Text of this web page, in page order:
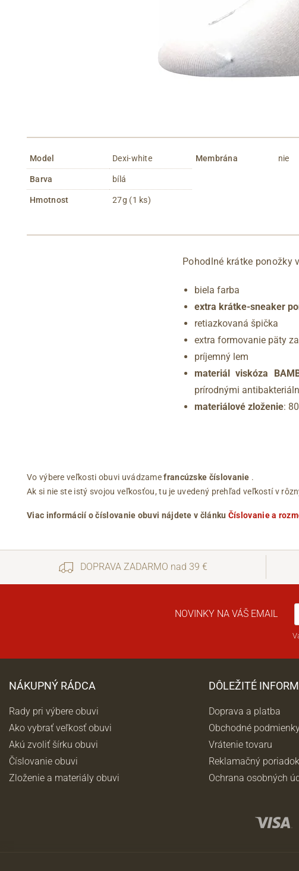
Model Dexi-white
Barva bílá
Hmotnost 27g (1 ks)
Membrána nie
Pohodlné krátke ponožky
biela farba
extra krátke-sneaker
retiazkovaná špička
extra formovanie päty
príjemný lem
materiál viskóza
prírodnými
materiálové zloženie:
Vo výbere veľkosti obuvi uvádzamefrancúzske číslovanie .
Ak si nie ste istý svojou veľkosťou, tu je uvedený prehľad veľkostí v
Viac informácií o číslovanie obuvi nájdete v článku Číslovanie a
DOPRAVA ZADARMO nad 39 €
NOVINKY NA VÁŠ EMAIL
NÁKUPNÝ RÁDCA
Rady pri výbere obuvi
Ako vybrať veľkosť obuvi
Akú zvoliť šírku obuvi
Číslovanie obuvi
Zloženie a materiály obuvi
DÔLEŽITÉ
Doprava a platba
Obchodné
Vrátenie tovaru
Reklamačný poriadok
Ochrana osobných